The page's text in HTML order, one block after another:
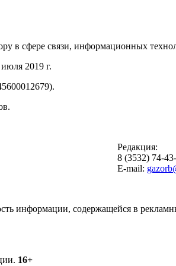
в сфере связи, информационных
2019 г.
Редакция:
8 (3532) 74-
E-mail:
информации, содержащейся в
16+